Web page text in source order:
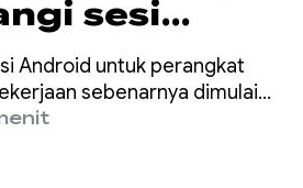
sesi
layar saat
yang
Android untuk perangkat
sebenarnya dimulai